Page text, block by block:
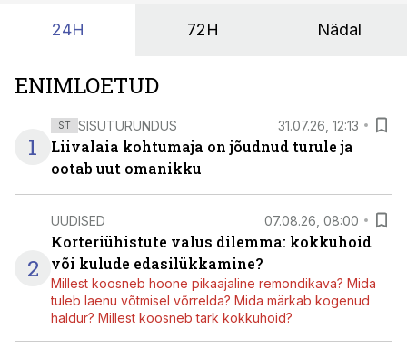
24H 72H Nädal
ENIMLOETUD
1
ST SISUTURUNDUS 31.07.26, 12:13
Liivalaia kohtumaja on jõudnud turule ja
ootab uut omanikku
2
UUDISED 07.08.26, 08:00
Korteriühistute valus dilemma: kokkuhoid
või kulude edasilükkamine?
Millest koosneb hoone pikaajaline remondikava? Mida
tuleb laenu võtmisel võrrelda? Mida märkab kogenud
haldur? Millest koosneb tark kokkuhoid?